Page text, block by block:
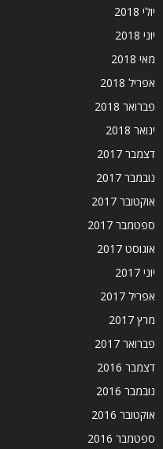
יולי 2018
יוני 2018
מאי 2018
אפריל 2018
פברואר 2018
ינואר 2018
דצמבר 2017
נובמבר 2017
אוקטובר 2017
ספטמבר 2017
אוגוסט 2017
יוני 2017
אפריל 2017
מרץ 2017
פברואר 2017
דצמבר 2016
נובמבר 2016
אוקטובר 2016
ספטמבר 2016